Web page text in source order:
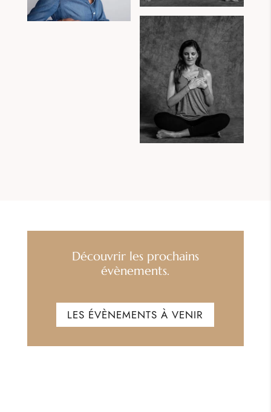
Découvrir les prochains
évènements.
LES ÉVÈNEMENTS À VENIR